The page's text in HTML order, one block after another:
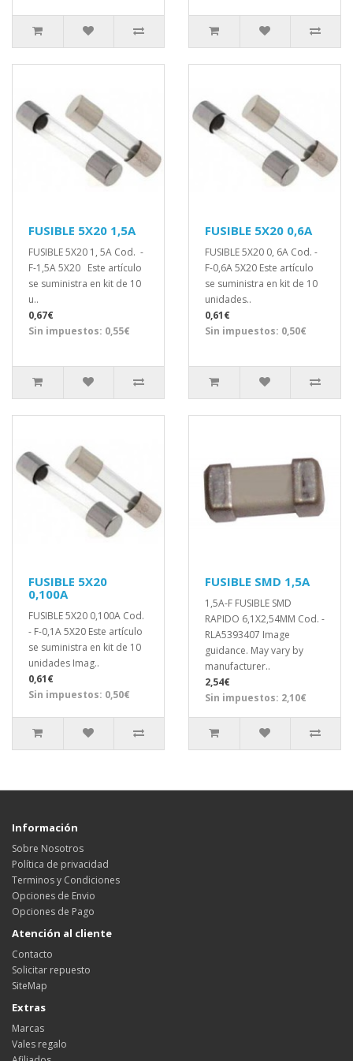
FUSIBLE 5X20 1,5A
FUSIBLE 5X20 1, 5A Cod. -
F-1,5A 5X20 Este artículo
se suministra en kit de 10
u..
0,67€
Sin impuestos: 0,55€
FUSIBLE 5X20 0,6A
FUSIBLE 5X20 0, 6A Cod. -
F-0,6A 5X20 Este artículo
se suministra en kit de 10
unidades..
0,61€
Sin impuestos: 0,50€
FUSIBLE 5X20
0,100A
FUSIBLE 5X20 0,100A Cod.
- F-0,1A 5X20 Este artículo
se suministra en kit de 10
unidades Imag..
0,61€
Sin impuestos: 0,50€
FUSIBLE SMD 1,5A
1,5A-F FUSIBLE SMD
RAPIDO 6,1X2,54MM Cod. -
RLA5393407 Image
guidance. May vary by
manufacturer..
2,54€
Sin impuestos: 2,10€
Información
Sobre Nosotros
Política de privacidad
Terminos y Condiciones
Opciones de Envio
Opciones de Pago
Atención al cliente
Contacto
Solicitar repuesto
SiteMap
Extras
Marcas
Vales regalo